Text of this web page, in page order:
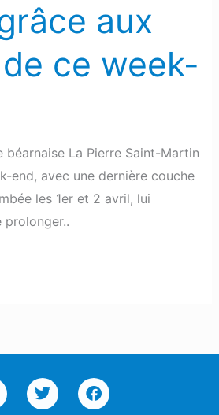
aux
ce week-
béarnaise La Pierre Saint-Martin
end, avec une dernière couche
les 1er et 2 avril, lui
prolonger..
T
w
F
a